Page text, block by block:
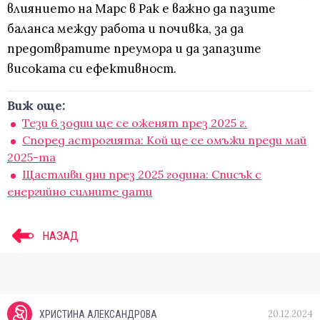
влиянието на Марс в Рак е важно да пазите
баланса между работа и почивка, за да
предотвратите преумора и да запазите
високата си ефективност.
Виж още:
Тези 6 зодии ще се оженят през 2025 г.
Според астрогията: Кой ще се омъжи преди май
2025-та
Щастливи дни през 2025 година: Списък с
енергийно силните дати
НАЗАД
ХРИСТИНА АЛЕКСАНДРОВА 20.12.2024